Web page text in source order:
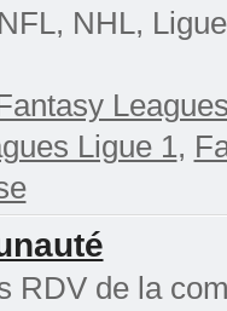
NHL,
Ligue 1,
RDV de la